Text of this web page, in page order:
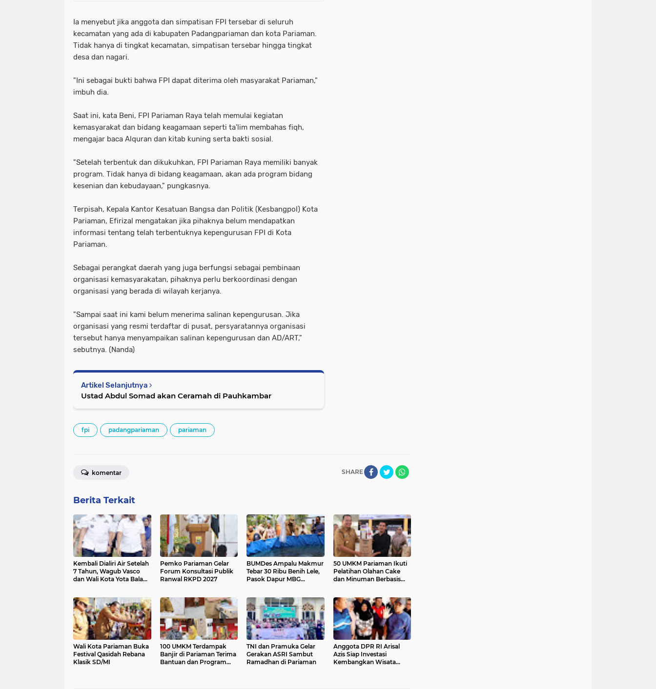
Ia menyebut jika anggota dan simpatisan FPI tersebar di seluruh
kecamatan yang ada di kabupaten Padangpariaman dan kota Pariaman.
Tidak hanya di tingkat kecamatan, simpatisan tersebar hingga tingkat
desa dan nagari.
"Ini sebagai bukti bahwa FPI dapat diterima oleh masyarakat Pariaman,"
imbuh dia.
Saat ini, kata Beni, FPI Pariaman Raya telah memulai kegiatan
kemasyarakat dan bidang keagamaan seperti ta'lim membahas fiqh,
mengajar baca Alquran dan kitab kuning serta bakti sosial.
"Setelah terbentuk dan dikukuhkan, FPI Pariaman Raya memiliki banyak
program. Tidak hanya di bidang keagamaan, akan ada program bidang
kesenian dan kebudayaan," pungkasnya.
Terpisah, Kepala Kantor Kesatuan Bangsa dan Politik (Kesbangpol) Kota
Pariaman, Efirizal mengatakan jika pihaknya belum mendapatkan
informasi tentang telah terbentuknya kepengurusan FPI di Kota
Pariaman.
Sebagai perangkat daerah yang juga berfungsi sebagai pembinaan
organisasi kemasyarakatan, pihaknya perlu berkoordinasi dengan
organisasi yang berada di wilayah kerjanya.
"Sampai saat ini kami belum menerima salinan kepengurusan. Jika
organisasi yang resmi terdaftar di pusat, persyaratannya organisasi
tersebut hanya menyampaikan salinan kepengurusan dan AD/ART,"
sebutnya. (Nanda)
Artikel Selanjutnya
Ustad Abdul Somad akan Ceramah di Pauhkambar
fpi padangpariaman pariaman
SHARE
komentar
Berita Terkait
Kembali Dialiri Air Setelah
7 Tahun, Wagub Vasco
dan Wali Kota Yota Balad
Pemko Pariaman Gelar
Forum Konsultasi Publik
Ranwal RKPD 2027
BUMDes Ampalu Makmur
Tebar 30 Ribu Benih Lele,
Pasok Dapur MBG
50 UMKM Pariaman Ikuti
Pelatihan Olahan Cake
dan Minuman Berbasis
Wali Kota Pariaman Buka
Festival Qasidah Rebana
Klasik SD/MI
100 UMKM Terdampak
Banjir di Pariaman Terima
Bantuan dan Program
TNI dan Pramuka Gelar
Gerakan ASRI Sambut
Ramadhan di Pariaman
Anggota DPR RI Arisal
Azis Siap Investasi
Kembangkan Wisata